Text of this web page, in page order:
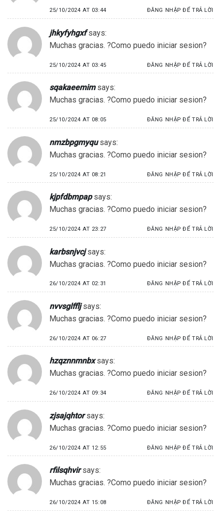
25/10/2024 AT 03:44 ĐĂNG NHẬP ĐỂ TRẢ LỜI
jhkyfyhgxf says:
Muchas gracias. ?Como puedo iniciar sesion?
25/10/2024 AT 03:45 ĐĂNG NHẬP ĐỂ TRẢ LỜI
sqakaeemim says:
Muchas gracias. ?Como puedo iniciar sesion?
25/10/2024 AT 08:05 ĐĂNG NHẬP ĐỂ TRẢ LỜI
nmzbpgmyqu says:
Muchas gracias. ?Como puedo iniciar sesion?
25/10/2024 AT 08:21 ĐĂNG NHẬP ĐỂ TRẢ LỜI
kjpfdbmpap says:
Muchas gracias. ?Como puedo iniciar sesion?
25/10/2024 AT 23:27 ĐĂNG NHẬP ĐỂ TRẢ LỜI
karbsnjvcj says:
Muchas gracias. ?Como puedo iniciar sesion?
26/10/2024 AT 02:31 ĐĂNG NHẬP ĐỂ TRẢ LỜI
nvvsglfflj says:
Muchas gracias. ?Como puedo iniciar sesion?
26/10/2024 AT 06:27 ĐĂNG NHẬP ĐỂ TRẢ LỜI
hzqznnmnbx says:
Muchas gracias. ?Como puedo iniciar sesion?
26/10/2024 AT 09:34 ĐĂNG NHẬP ĐỂ TRẢ LỜI
zjsajqhtor says:
Muchas gracias. ?Como puedo iniciar sesion?
26/10/2024 AT 12:55 ĐĂNG NHẬP ĐỂ TRẢ LỜI
rfilsqhvir says:
Muchas gracias. ?Como puedo iniciar sesion?
26/10/2024 AT 15:08 ĐĂNG NHẬP ĐỂ TRẢ LỜI